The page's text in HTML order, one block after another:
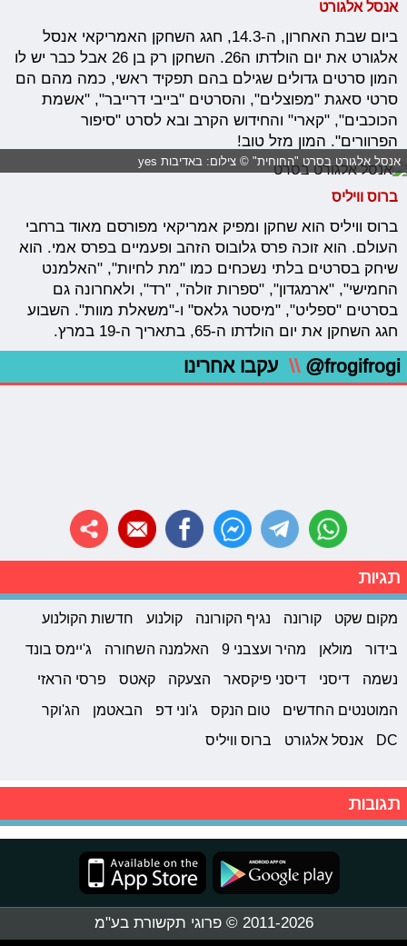
אנסל אלגורט
ביום שבת האחרון, ה-14.3, חגג השחקן האמריקאי אנסל
אלגורט את יום הולדתו ה26. השחקן רק בן 26 אבל כבר יש לו
המון סרטים גדולים שגילם בהם תפקיד ראשי, כמה מהם הם
סרטי סאגת "מפוצלים", והסרטים "בייבי דרייבר", "אשמת
הכוכבים", "קארי" והחידוש הקרב ובא לסרט "סיפור
הפרוורים". המון מזל טוב!
אנסל אלגורט בסרט "החוחית" © צילום: באדיבות yes
ברוס וויליס
ברוס וויליס הוא שחקן ומפיק אמריקאי מפורסם מאוד ברחבי
העולם. הוא זוכה פרס גלובוס הזהב ופעמיים בפרס אמי. הוא
שיחק בסרטים בלתי נשכחים כמו "מת לחיות", "האלמנט
החמישי", "ארמגדון", "ספרות זולה", "רד", ולאחרונה גם
בסרטים "ספליט", "מיסטר גלאס" ו-"משאלת מוות". השבוע
חגג השחקן את יום הולדתו ה-65, בתאריך ה-19 במרץ.
@frogifrogi
\\ עקבו אחרינו
תגיות
מקום שקט קורונה נגיף הקורונה קולנוע
חדשות הקולנוע
בידור
מולאן מהיר ועצבני 9 האלמנה השחורה
ג'יימס בונד
נשמה
דיסני דיסני פיקסאר הצעקה קאטס
פרסי הראזי
המוטנטים החדשים
טום הנקס ג'וני דפ הבאטמן
הג'וקר
DC
אנסל אלגורט ברוס וויליס
תגובות
2011-2026 © פרוגי תקשורת בע"מ